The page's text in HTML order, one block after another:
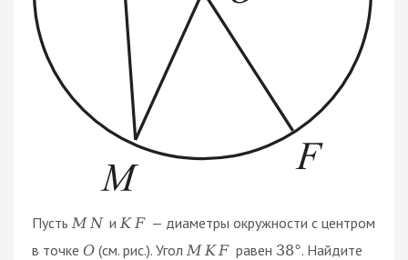
Пусть MN и KF — диаметры окружности с центром
в точке O (см. рис.). Угол M KF равен 38°. Найдите